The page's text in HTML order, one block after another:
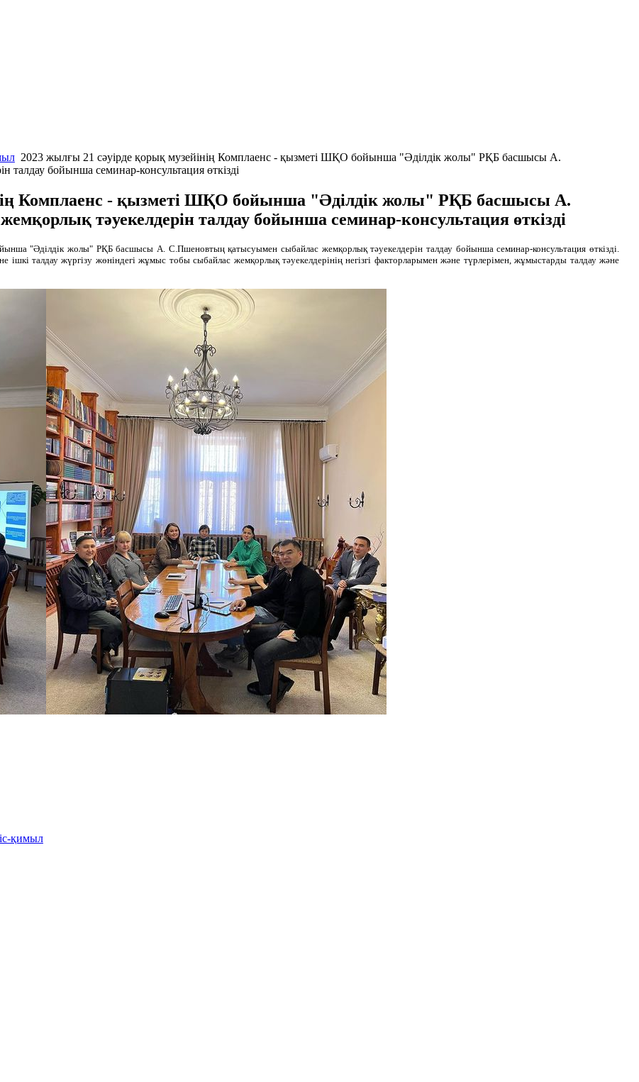
2023 жылғы 21 сәуірде қорық музейінің Комплаенс - қызметі ШҚО бойынша "Әділдік жолы" РҚБ басшысы А.
бойынша семинар-консультация өткізді
Комплаенс - қызметі ШҚО бойынша "Әділдік жолы" РҚБ басшысы А.
тәуекелдерін талдау бойынша семинар-консультация өткізді
"Әділдік жолы" РҚБ басшысы А. С.Пшеновтың қатысуымен сыбайлас жемқорлық тәуекелдерін талдау бойынша семинар-консультация өткізді.
талдау жүргізу жөніндегі жұмыс тобы сыбайлас жемқорлық тәуекелдерінің негізгі факторларымен және түрлерімен, жұмыстарды талдау және
қимыл